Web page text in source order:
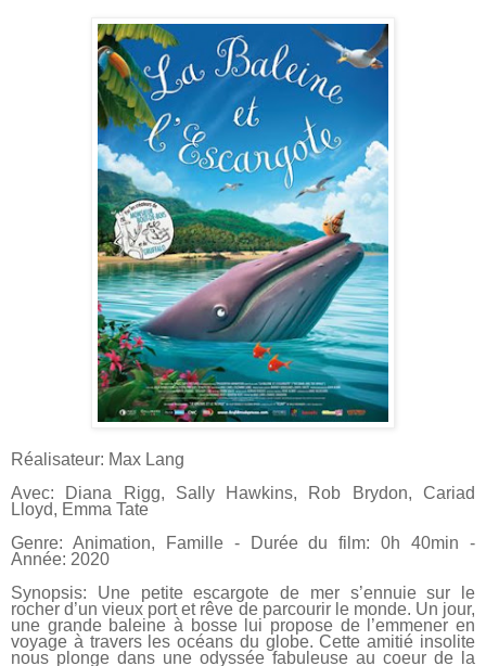
Réalisateur: Max Lang
Avec: Diana Rigg, Sally Hawkins, Rob Brydon, Cariad
Lloyd, Emma Tate
Genre: Animation, Famille - Durée du film: 0h 40min -
Année: 2020
Synopsis: Une petite escargote de mer s’ennuie sur le
rocher d’un vieux port et rêve de parcourir le monde. Un jour,
une grande baleine à bosse lui propose de l’emmener en
voyage à travers les océans du globe. Cette amitié insolite
nous plonge dans une odyssée fabuleuse au coeur de la